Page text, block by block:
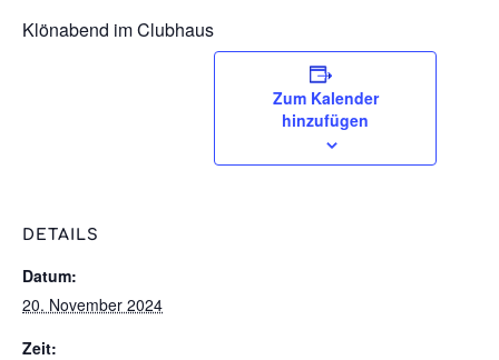
Klönabend im Clubhaus
Zum Kalender
hinzufügen
DETAILS
Datum:
20. November 2024
Zeit: